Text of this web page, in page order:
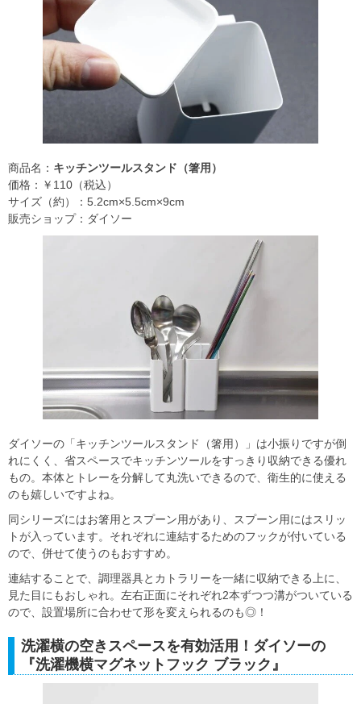
商品名： キッチンツールスタンド（箸用）
価格：￥110（税込）
サイズ（約）：5.2cm×5.5cm×9cm
販売ショップ：ダイソー
ダイソーの「キッチンツールスタンド（箸用）」は小振りですが倒
れにくく、省スペースでキッチンツールをすっきり収納できる優れ
もの。本体とトレーを分解して丸洗いできるので、衛生的に使える
のも嬉しいですよね。
同シリーズにはお箸用とスプーン用があり、スプーン用にはスリッ
トが入っています。それぞれに連結するためのフックが付いている
ので、併せて使うのもおすすめ。
連結することで、調理器具とカトラリーを一緒に収納できる上に、
見た目にもおしゃれ。左右正面にそれぞれ2本ずつつ溝がついている
ので、設置場所に合わせて形を変えられるのも◎！
洗濯横の空きスペースを有効活用！ダイソーの
『洗濯機横マグネットフック ブラック』